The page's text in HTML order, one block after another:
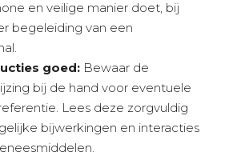
en veilige manier doet, bij
begeleiding van een
goed: Bewaar de
bij de hand voor eventuele
Lees deze zorgvuldig
bijwerkingen en interacties